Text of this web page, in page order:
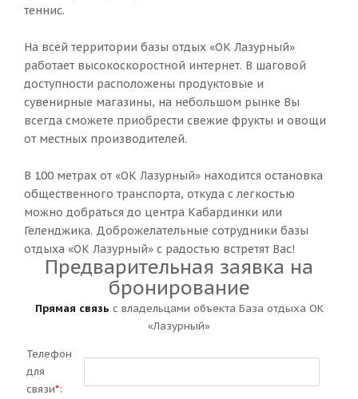
теннис.
На всей территории базы отдых «ОК Лазурный»
работает высокоскоростной интернет. В шаговой
доступности расположены продуктовые и
сувенирные магазины, на небольшом рынке Вы
всегда сможете приобрести свежие фрукты и овощи
от местных производителей.
В 100 метрах от «ОК Лазурный» находится остановка
общественного транспорта, откуда с легкостью
можно добраться до центра Кабардинки или
Геленджика. Доброжелательные сотрудники базы
отдыха «ОК Лазурный» с радостью встретят Вас!
Предварительная заявка на
бронирование
Прямая связь с владельцами объекта База отдыха ОК
«Лазурный»
Телефон
для
связи*: